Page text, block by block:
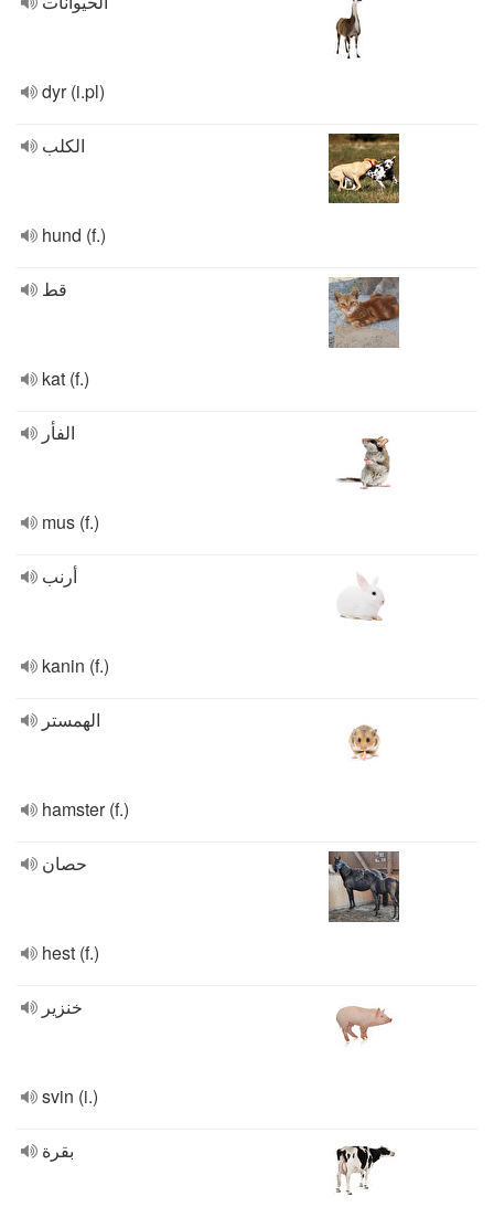
dyr (i.pl)
الكلب
hund (f.)
قط
kat (f.)
الفأر
mus (f.)
أرنب
kanin (f.)
الهمستر
hamster (f.)
حصان
hest (f.)
خنزير
svin (i.)
بقرة